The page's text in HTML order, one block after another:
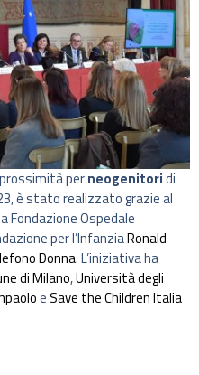
prossimità perneogenitoridi
è stato realizzato grazie al
Fondazione Ospedale
per l’InfanziaRonald
Donna. L’iniziativa ha
di Milano,Università degli
eSave the Children Italia